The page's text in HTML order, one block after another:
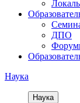
ДПО
Наука
Наука